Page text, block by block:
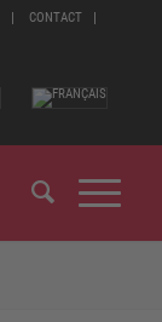
CONTACT